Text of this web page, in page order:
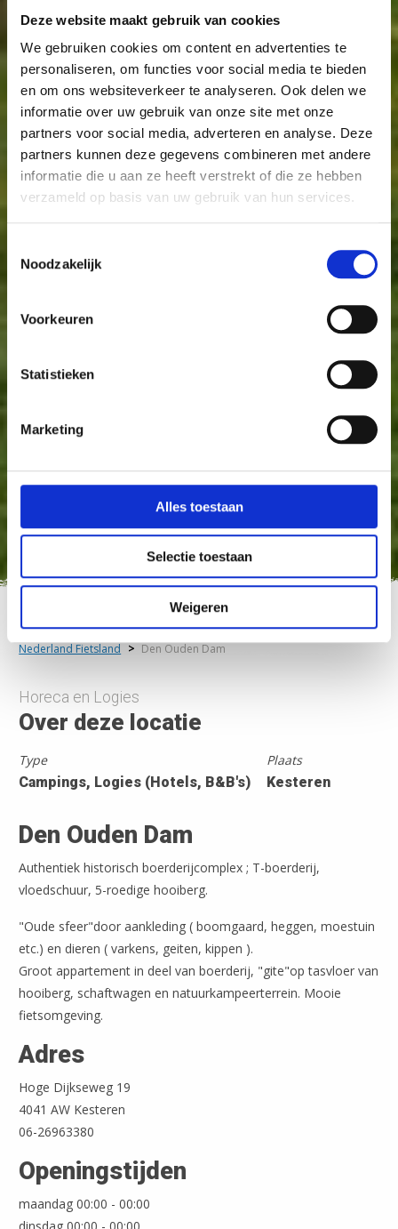
Deze website maakt gebruik van cookies
We gebruiken cookies om content en advertenties te
personaliseren, om functies voor social media te bieden
en om ons websiteverkeer te analyseren. Ook delen we
informatie over uw gebruik van onze site met onze
partners voor social media, adverteren en analyse. Deze
partners kunnen deze gegevens combineren met andere
informatie die u aan ze heeft verstrekt of die ze hebben
verzameld op basis van uw gebruik van hun services.
Noodzakelijk
Voorkeuren
Statistieken
Marketing
Alles toestaan
Selectie toestaan
Weigeren
Nederland Fietsland > Den Ouden Dam
Horeca en Logies
Over deze locatie
Type
Campings, Logies (Hotels, B&B's)
Plaats
Kesteren
Den Ouden Dam
Authentiek historisch boerderijcomplex ; T-boerderij,
vloedschuur, 5-roedige hooiberg.
"Oude sfeer"door aankleding ( boomgaard, heggen, moestuin
etc.) en dieren ( varkens, geiten, kippen ).
Groot appartement in deel van boerderij, "gite"op tasvloer van
hooiberg, schaftwagen en natuurkampeerterrein. Mooie
fietsomgeving.
Adres
Hoge Dijkseweg 19
4041 AW Kesteren
06-26963380
Openingstijden
maandag 00:00 - 00:00